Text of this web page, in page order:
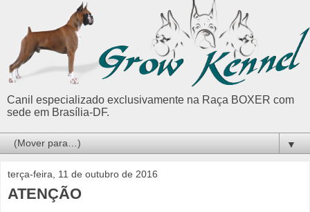
Canil especializado exclusivamente na Raça BOXER com
sede em Brasília-DF.
▼
terça-feira, 11 de outubro de 2016
ATENÇÃO